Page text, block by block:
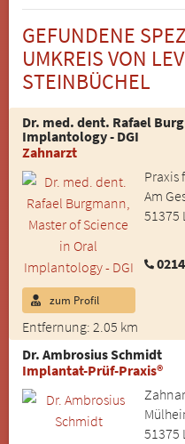
GEFUNDENE
UMKREIS VON
STEINBÜCHEL
Dr. med. dent. Rafael
Implantology - DGI
Zahnarzt
Praxis
Am
51375
Entfernung: 2.05 km
zum Profil
Dr. Ambrosius Schmidt
Implantat-Prüf-Praxis®
51375